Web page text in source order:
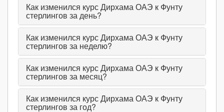
Как изменился курс Дирхама ОАЭ к Фунту
стерлингов за день?
Как изменился курс Дирхама ОАЭ к Фунту
стерлингов за неделю?
Как изменился курс Дирхама ОАЭ к Фунту
стерлингов за месяц?
Как изменился курс Дирхама ОАЭ к Фунту
стерлингов за год?